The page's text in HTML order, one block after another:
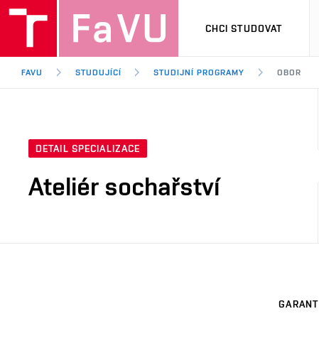
CHCI STUDOVAT
FAVU STUDUJÍCÍ STUDIJNÍ PROGRAMY OBOR
DETAIL SPECIALIZACE
Ateliér sochařství
GARANT